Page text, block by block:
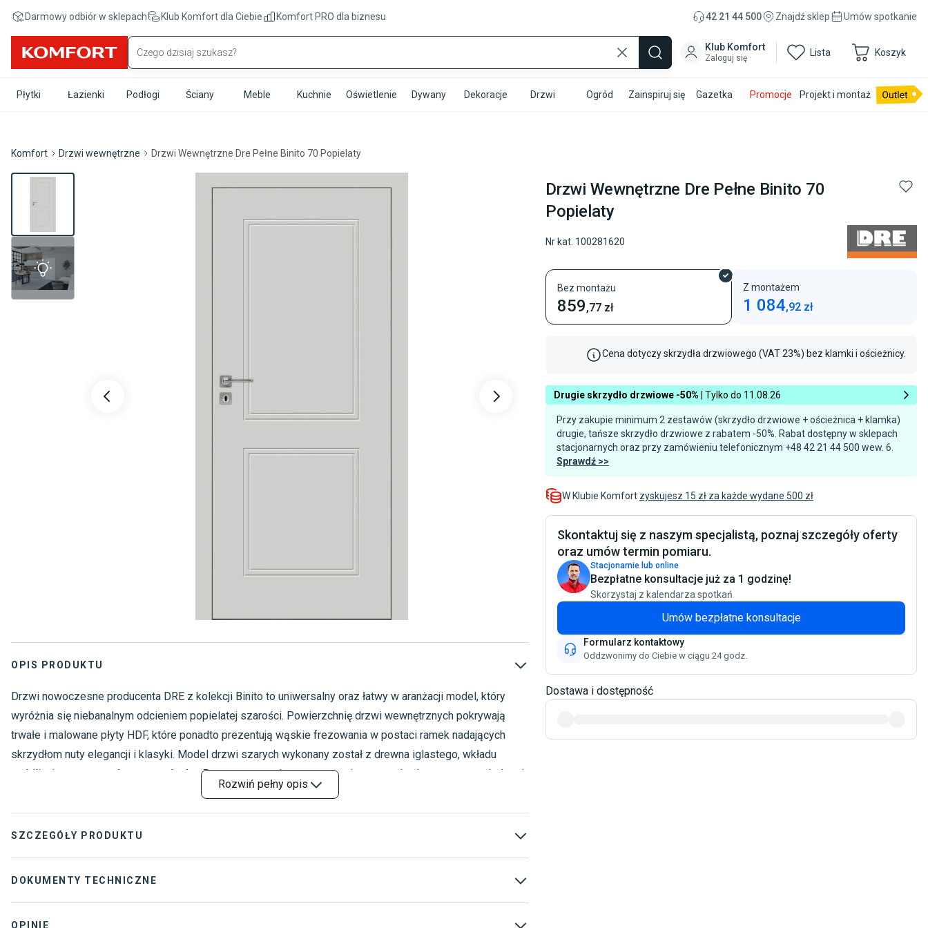
Darmowy odbiór w sklepach Klub Komfortdla Ciebie Komfort PRO dla biznesu 42 21 44 500 Znajdź sklep Umów spotkanie
Klub Komfort
Zaloguj się Lista Koszyk
Płytki Łazienki Podłogi Ściany Meble Kuchnie Oświetlenie Dywany Dekoracje Drzwi Ogród Zainspiruj się Gazetka Promocje Projekt i montaż
Komfort Drzwi wewnętrzne Drzwi Wewnętrzne Dre Pełne Binito 70 Popielaty
Szukasz czegoś
podobnego?
Zobacz podobne
OPIS PRODUKTU
Drzwi nowoczesne producenta DRE z kolekcji Binito to uniwersalny oraz łatwy w aranżacji model, który
wyróżnia się niebanalnym odcieniem popielatej szarości. Powierzchnię drzwi wewnętrznych pokrywają
trwałe i malowane płyty HDF, które ponadto prezentują wąskie frezowania w postaci ramek nadających
skrzydłom nuty elegancji i klasyki. Model drzwi szarych wykonany został z drewna iglastego, wkładu
stabilizującego oraz obustronnych płyt. Przeznaczone do zastosowania w warunkach wewnętrznych drzwi
przylgowe posiadają regulowaną ościeżnicę.
Drzwi wewnętrzne Drzwi wewnętrzne DRE
Rozwiń pełny opis
SZCZEGÓŁY PRODUKTU
DOKUMENTY TECHNICZNE
Deklaracja oscieznice
OPINIE
Drzwi Wewnętrzne Dre Pełne Binito 70
Popielaty
Nr kat. 100281620
Bez montażu
859,77 zł
Z montażem
1 084,92zł
Cena dotyczy skrzydła drzwiowego (VAT 23%) bez klamki i ościeżnicy.
Drugie skrzydło drzwiowe -50% | Tylko do 11.08.26
Przy zakupie minimum 2 zestawów (skrzydło drzwiowe + ościeżnica + klamka)
drugie, tańsze skrzydło drzwiowe z rabatem -50%. Rabat dostępny w sklepach
stacjonarnych oraz przy zamówieniu telefonicznym +48 42 21 44 500 wew. 6.
Sprawdź >>
W Klubie Komfort zyskujesz 15 zł za każde wydane 500 zł
Skontaktuj się z naszym specjalistą, poznaj szczegóły oferty
oraz umów termin pomiaru.
Stacjonarnie lub online
Bezpłatne konsultacje już za 1 godzinę!
Skorzystaj z kalendarza spotkań
Umów bezpłatne konsultacje
Formularz kontaktowy
Oddzwonimy do Ciebie w ciągu 24 godz.
Dostawa i dostępność